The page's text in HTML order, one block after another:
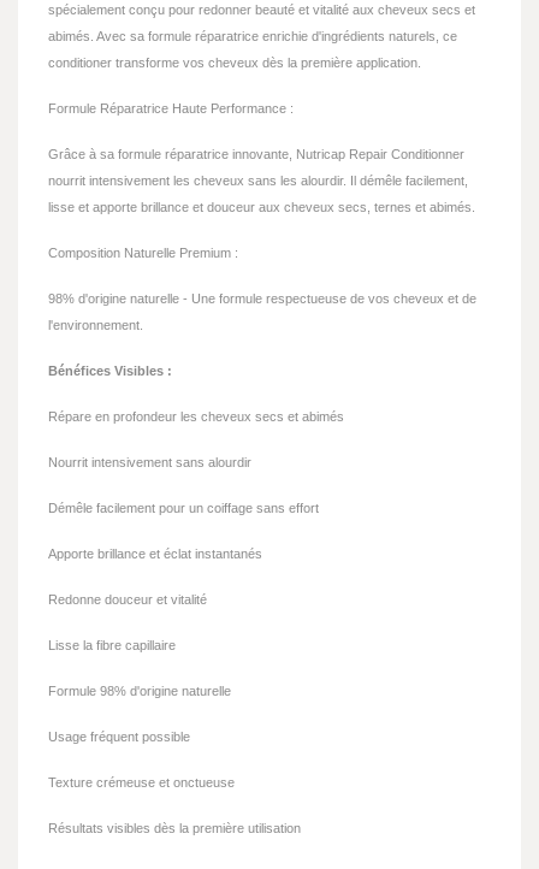
spécialement conçu pour redonner beauté et vitalité aux cheveux secs et
abimés. Avec sa formule réparatrice enrichie d'ingrédients naturels, ce
conditioner transforme vos cheveux dès la première application.
Formule Réparatrice Haute Performance :
Grâce à sa formule réparatrice innovante, Nutricap Repair Conditionner
nourrit intensivement les cheveux sans les alourdir. Il démêle facilement,
lisse et apporte brillance et douceur aux cheveux secs, ternes et abimés.
Composition Naturelle Premium :
98% d'origine naturelle - Une formule respectueuse de vos cheveux et de
l'environnement.
Bénéfices Visibles :
Répare en profondeur les cheveux secs et abimés
Nourrit intensivement sans alourdir
Démêle facilement pour un coiffage sans effort
Apporte brillance et éclat instantanés
Redonne douceur et vitalité
Lisse la fibre capillaire
Formule 98% d'origine naturelle
Usage fréquent possible
Texture crémeuse et onctueuse
Résultats visibles dès la première utilisation